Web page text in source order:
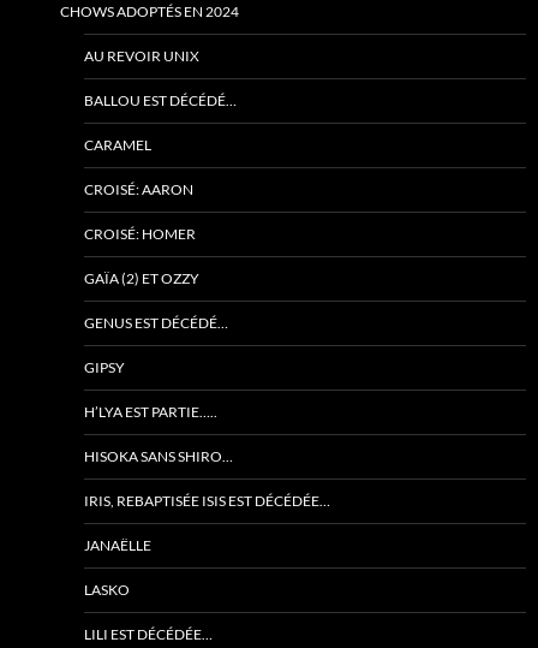
CHOWS ADOPTÉS EN 2024
AU REVOIR UNIX
BALLOU EST DÉCÉDÉ…
CARAMEL
CROISÉ: AARON
CROISÉ: HOMER
GAÏA (2) ET OZZY
GENUS EST DÉCÉDÉ…
GIPSY
H’LYA EST PARTIE…..
HISOKA SANS SHIRO…
IRIS, REBAPTISÉE ISIS EST DÉCÉDÉE…
JANAËLLE
LASKO
LILI EST DÉCÉDÉE…